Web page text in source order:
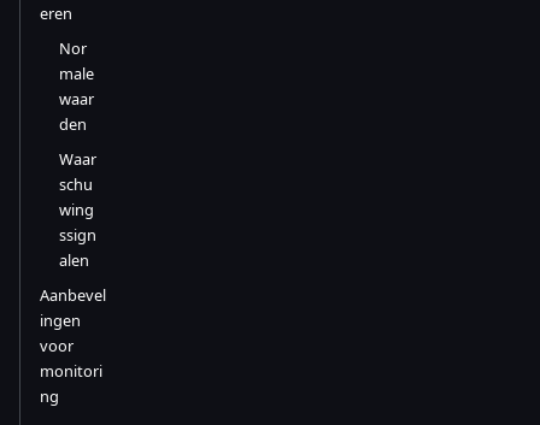
eren
Nor
male
waar
den
Waar
schu
wing
ssign
alen
Aanbevel
ingen
voor
monitori
ng